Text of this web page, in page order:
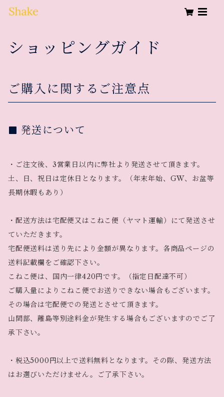
ショッピングガイド
ご購入に関するご注意点
発送について
・ご注文後、3営業日以内に弊社より発送させて頂きます。
土、日、祝日は定休日となります。（年末年始、GW、お盆等
長期休暇もあり）
・配送方法は宅配便又はこねこ便（ヤマト運輸）にて発送させ
ていただきます。
宅配便送料は送り先により金額が異なります。各商品ページの
送料記載欄をご確認下さい。
こねこ便は、国内一律420円です。（指定日配達不可）
ご購入量によりこねこ便でお送りできない場合もございます。
その場合は宅配便での発送とさせて頂きます。
山間部、離島等別途料金が発生する場合もございますのでご了
承下さい。
・税込5000円以上で送料無料となります。その際、発送方法
はお選びいただけません。ご了承下さい。